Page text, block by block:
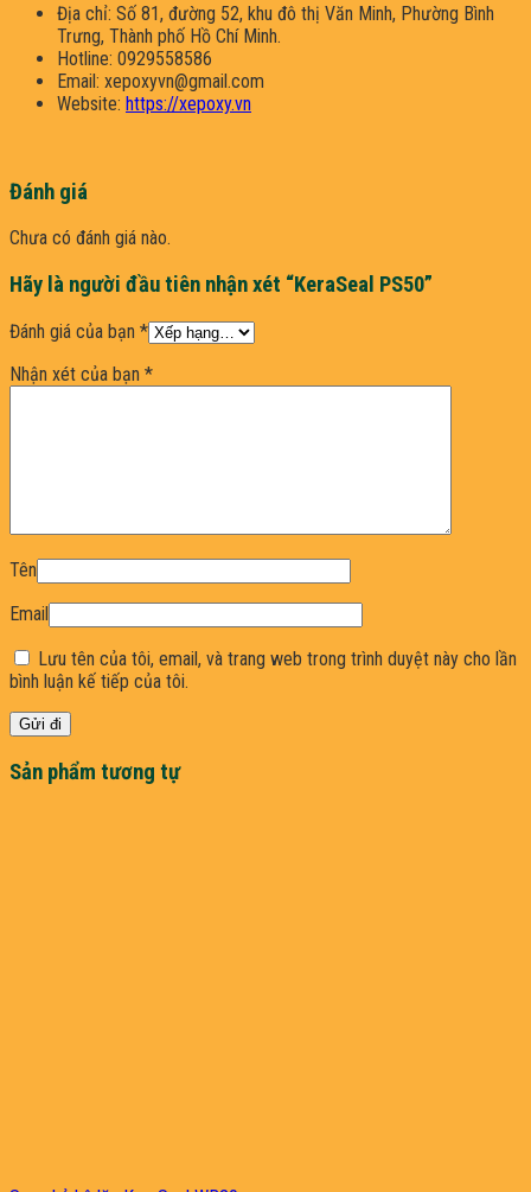
Địa chỉ: Số 81, đường 52, khu đô thị Văn Minh, Phường Bình
Trưng, Thành phố Hồ Chí Minh.
Hotline: 0929558586
Email: xepoxyvn@gmail.com
Website: https://xepoxy.vn
Đánh giá
Chưa có đánh giá nào.
Hãy là người đầu tiên nhận xét “KeraSeal PS50”
Đánh giá của bạn *
Nhận xét của bạn *
Tên
Email
Lưu tên của tôi, email, và trang web trong trình duyệt này cho lần
bình luận kế tiếp của tôi.
Sản phẩm tương tự